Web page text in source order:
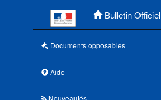
Bulletin Officiel
Documents opposables
Aide
Nouveautés